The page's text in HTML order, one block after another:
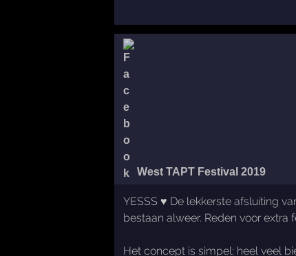
West TAPT Festival 2019
YESSS ♥ De lekkerste afsluiting
bestaan alweer. Reden voor extra
Het concept is simpel; heel veel